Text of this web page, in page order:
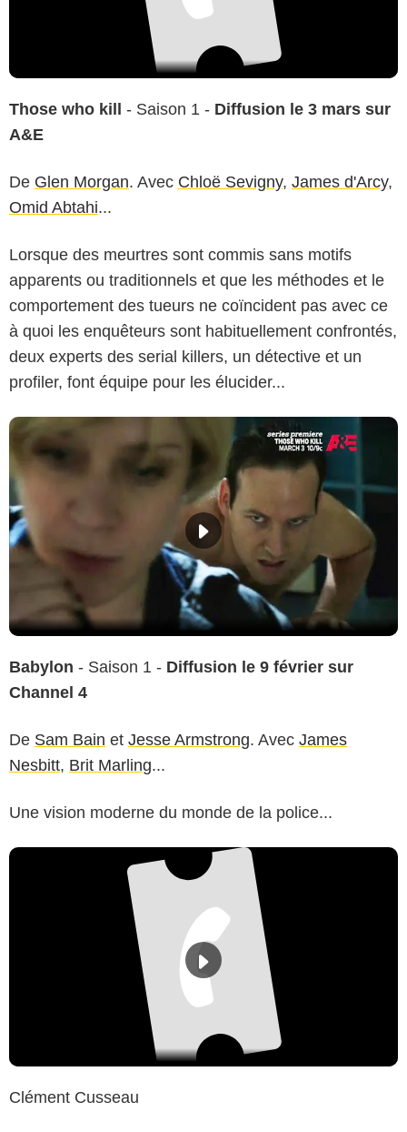
Those who kill - Saison 1 - Diffusion le 3 mars sur
A&E
De Glen Morgan. Avec Chloë Sevigny, James d'Arcy,
Omid Abtahi...
Lorsque des meurtres sont commis sans motifs
apparents ou traditionnels et que les méthodes et le
comportement des tueurs ne coïncident pas avec ce
à quoi les enquêteurs sont habituellement confrontés,
deux experts des serial killers, un détective et un
profiler, font équipe pour les élucider...
Babylon - Saison 1 - Diffusion le 9 février sur
Channel 4
De Sam Bain et Jesse Armstrong. Avec James
Nesbitt, Brit Marling...
Une vision moderne du monde de la police...
Clément Cusseau